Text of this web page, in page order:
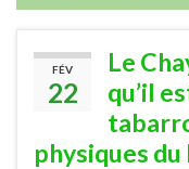
FÉV
22
Le
qu’il
physiques